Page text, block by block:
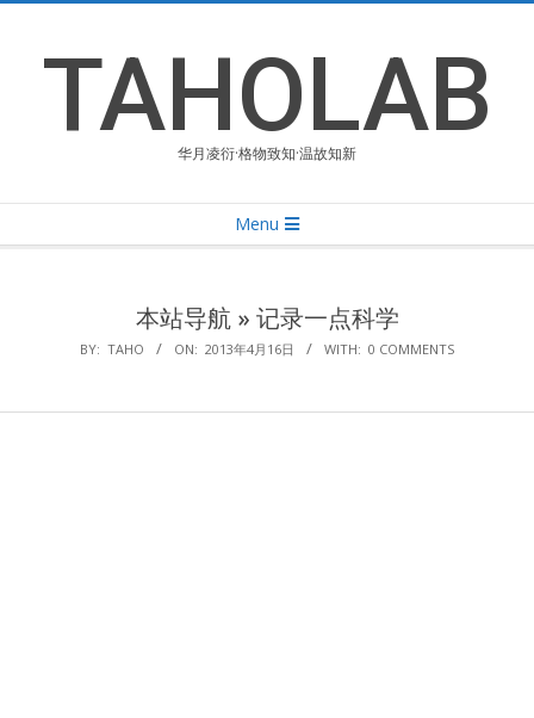
contentTAHOLAB
华月凌衍·格物致知·温故知新
Navigation
Menu
本站导航 » 记录一点科学
BY: TAHO ON: 2013年4月16日 WITH: 0 COMMENTS